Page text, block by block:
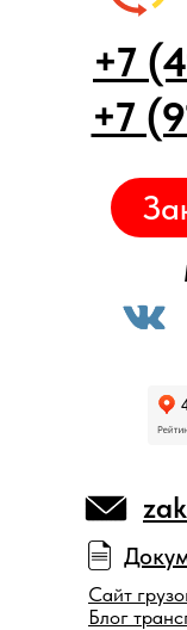
+7
+7
Сайт
Блог